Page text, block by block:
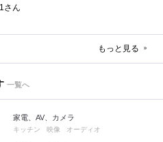
さん
もっと見る
一覧へ
家電、AV、カメラ
キッチン 映像 オーディオ